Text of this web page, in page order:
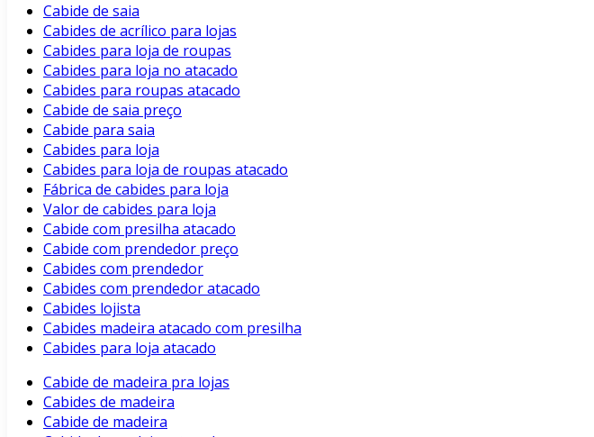
Cabide de saia
Cabides de acrílico para lojas
Cabides para loja de roupas
Cabides para loja no atacado
Cabides para roupas atacado
Cabide de saia preço
Cabide para saia
Cabides para loja
Cabides para loja de roupas atacado
Fábrica de cabides para loja
Valor de cabides para loja
Cabide com presilha atacado
Cabide com prendedor preço
Cabides com prendedor
Cabides com prendedor atacado
Cabides lojista
Cabides madeira atacado com presilha
Cabides para loja atacado
Cabide de madeira pra lojas
Cabides de madeira
Cabide de madeira